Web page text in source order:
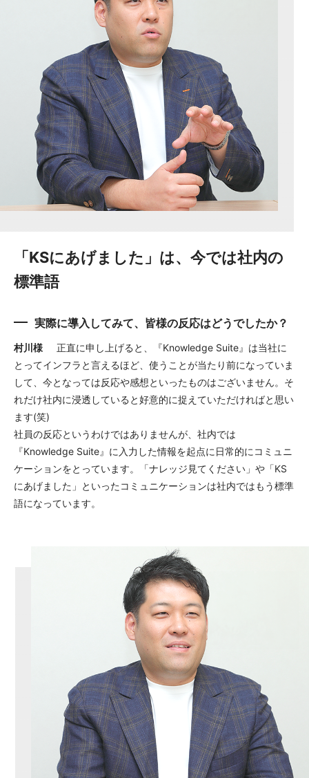
「KSにあげました」は、今では社内の
標準語
実際に導入してみて、皆様の反応はどうでしたか？
村川様
正直に申し上げると、『Knowledge Suite』は当社に
とってインフラと言えるほど、使うことが当たり前になっていま
して、今となっては反応や感想といったものはございません。そ
れだけ社内に浸透していると好意的に捉えていただければと思い
ます(笑)
社員の反応というわけではありませんが、社内では
『Knowledge Suite』に入力した情報を起点に日常的にコミュニ
ケーションをとっています。「ナレッジ見てください」や「KS
にあげました」といったコミュニケーションは社内ではもう標準
語になっています。